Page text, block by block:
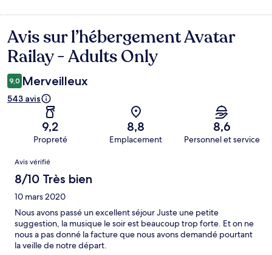
Avis
Avis sur l’hébergement Avatar
Railay - Adults Only
9,0 Merveilleux
543 avis
9,2
Propreté
8,8
Emplacement
8,6
Personnel et service
Avis
Avis vérifié
8/10 Très bien
10 mars 2020
Nous avons passé un excellent séjour Juste une petite
suggestion, la musique le soir est beaucoup trop forte. Et on ne
nous a pas donné la facture que nous avons demandé pourtant
la veille de notre départ.